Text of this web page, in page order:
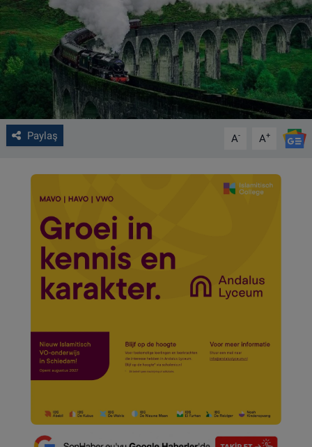
Paylaş A- A+
ALGEMENE VOORWAARDEN
CONTACT
Çerez Politikası